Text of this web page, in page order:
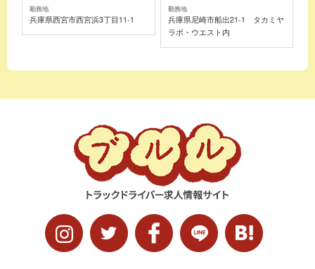
勤務地
兵庫県西宮市西宮浜3丁目11-1
勤務地
兵庫県尼崎市船出21-1 タカミヤ
ラボ・ウエスト内